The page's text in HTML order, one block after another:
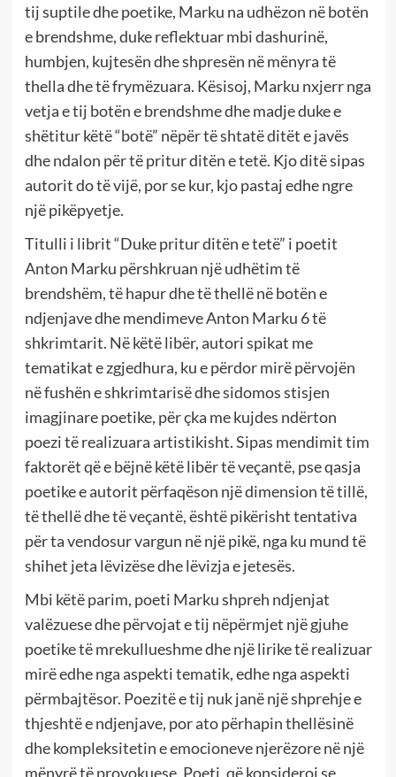
tij suptile dhe poetike, Marku na udhëzon në botën
e brendshme, duke reflektuar mbi dashurinë,
humbjen, kujtesën dhe shpresën në mënyra të
thella dhe të frymëzuara. Kësisoj, Marku nxjerr nga
vetja e tij botën e brendshme dhe madje duke e
shëtitur këtë “botë” nëpër të shtatë ditët e javës
dhe ndalon për të pritur ditën e tetë. Kjo ditë sipas
autorit do të vijë, por se kur, kjo pastaj edhe ngre
një pikëpyetje.
Titulli i librit “Duke pritur ditën e tetë” i poetit
Anton Marku përshkruan një udhëtim të
brendshëm, të hapur dhe të thellë në botën e
ndjenjave dhe mendimeve Anton Marku 6 të
shkrimtarit. Në këtë libër, autori spikat me
tematikat e zgjedhura, ku e përdor mirë përvojën
në fushën e shkrimtarisë dhe sidomos stisjen
imagjinare poetike, për çka me kujdes ndërton
poezi të realizuara artistikisht. Sipas mendimit tim
faktorët që e bëjnë këtë libër të veçantë, pse qasja
poetike e autorit përfaqëson një dimension të tillë,
të thellë dhe të veçantë, është pikërisht tentativa
për ta vendosur vargun në një pikë, nga ku mund të
shihet jeta lëvizëse dhe lëvizja e jetesës.
Mbi këtë parim, poeti Marku shpreh ndjenjat
valëzuese dhe përvojat e tij nëpërmjet një gjuhe
poetike të mrekullueshme dhe një lirike të realizuar
mirë edhe nga aspekti tematik, edhe nga aspekti
përmbajtësor. Poezitë e tij nuk janë një shprehje e
thjeshtë e ndjenjave, por ato përhapin thellësinë
dhe kompleksitetin e emocioneve njerëzore në një
mënyrë të provokuese. Poeti, që konsideroj se